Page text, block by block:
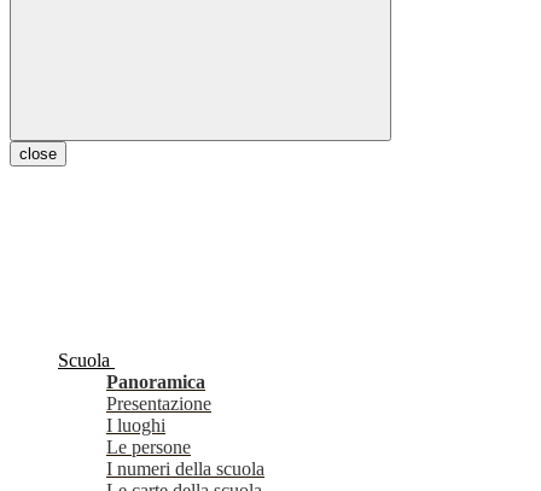
close
Scuola
Panoramica
Presentazione
I luoghi
Le persone
I numeri della scuola